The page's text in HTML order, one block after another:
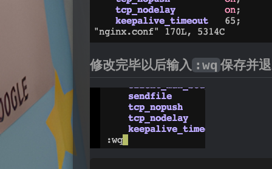
修改完毕以后输入 :wq 保存并